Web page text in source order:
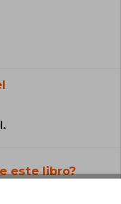
este libro?